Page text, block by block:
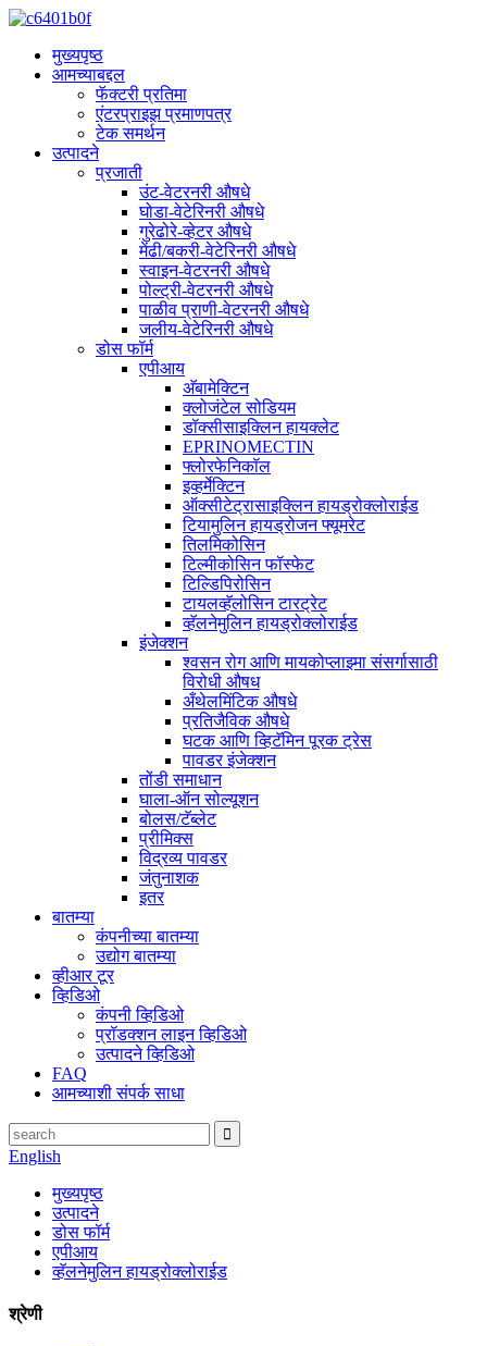
मुख्यपृष्ठ
आमच्याबद्दल
फॅक्टरी प्रतिमा
एंटरप्राइझ प्रमाणपत्र
टेक समर्थन
उत्पादने
प्रजाती
उंट-वेटरनरी औषधे
घोडा-वेटेरिनरी औषधे
गुरेढोरे-व्हेटर औषधे
मेंढी/बकरी-वेटेरिनरी औषधे
स्वाइन-वेटरनरी औषधे
पोल्ट्री-वेटरनरी औषधे
पाळीव प्राणी-वेटरनरी औषधे
जलीय-वेटेरिनरी औषधे
डोस फॉर्म
एपीआय
अ‍ॅबामेक्टिन
क्लोजंटेल सोडियम
डॉक्सीसाइक्लिन हायक्लेट
EPRINOMECTIN
फ्लोरफेनिकॉल
इव्हर्मेक्टिन
ऑक्सीटेट्रासाइक्लिन हायड्रोक्लोराईड
टियामुलिन हायड्रोजन फ्यूमरेट
तिलमिकोसिन
टिल्मीकोसिन फॉस्फेट
टिल्डिपिरोसिन
टायलव्हॅलोसिन टारट्रेट
व्हॅलनेमुलिन हायड्रोक्लोराईड
इंजेक्शन
श्वसन रोग आणि मायकोप्लाझ्मा संसर्गासाठी
विरोधी औषध
अँथेलमिंटिक औषधे
प्रतिजैविक औषधे
घटक आणि व्हिटॅमिन पूरक ट्रेस
पावडर इंजेक्शन
तोंडी समाधान
घाला-ऑन सोल्यूशन
बोलस/टॅब्लेट
प्रीमिक्स
विद्रव्य पावडर
जंतुनाशक
इतर
बातम्या
कंपनीच्या बातम्या
उद्योग बातम्या
व्हीआर टूर
व्हिडिओ
कंपनी व्हिडिओ
प्रॉडक्शन लाइन व्हिडिओ
उत्पादने व्हिडिओ
FAQ
आमच्याशी संपर्क साधा
English
मुख्यपृष्ठ
उत्पादने
डोस फॉर्म
एपीआय
व्हॅलनेमुलिन हायड्रोक्लोराईड
श्रेणी